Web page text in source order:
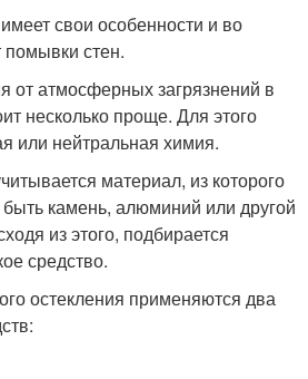
свои особенности и во
помывки стен.
от атмосферных загрязнений в
несколько проще. Для этого
или нейтральная химия.
материал, из которого
камень, алюминий или другой
из этого, подбирается
средство.
остекления применяются два